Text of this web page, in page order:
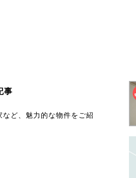
事
ど、魅力的な物件をご紹